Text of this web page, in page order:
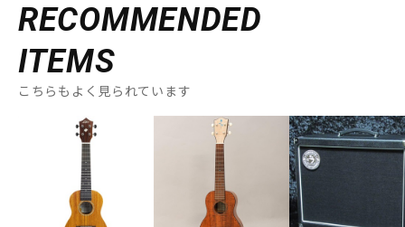
RECOMMENDED
ITEMS
こちらもよく見られています